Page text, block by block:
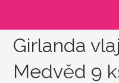
Girlanda
Medvěd 9